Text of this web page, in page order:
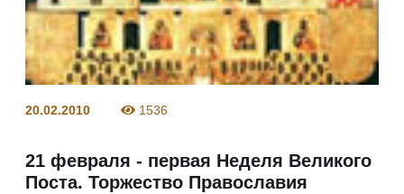
20.02.2010 1536
21 февраля - первая Неделя Великого
Поста. Торжество Православия